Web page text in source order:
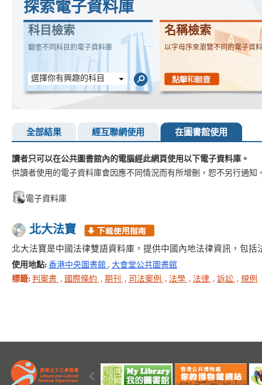
探索電子資料庫
科目檢索
翻查不同科目的電子資料庫
選擇你有興趣的科目
名稱檢索
以字母序來瀏覽不同的電子資
全部結果 經互聯網使用 在圖書館使用
讀者只可以在公共圖書館內的電腦經此網頁使用以下電子資料庫。
供讀者使用的電子資料庫會因應不同情況而有所增刪，恕不另行通知
電子資料庫
北大法寶
北大法寶是中國法律雙語資料庫，提供中國內地法律資訊，包
使用地點: 香港中央圖書館 , 大會堂公共圖書館
標籤: 判案書 , 國際條約 , 期刊 , 司法案例 , 法學 , 法律 , 訴訟 , 規例